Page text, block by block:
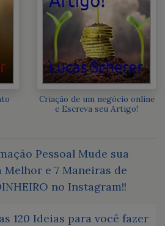
Criação de um negócio online
e Escreva seu Artigo!
Pessoal Mude sua
Melhor e 7 Maneiras de
no Instagram!!
120 Ideias para você fazer